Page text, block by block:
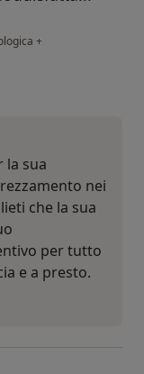
+
la sua
nei
che la sua
per tutto
e a presto.